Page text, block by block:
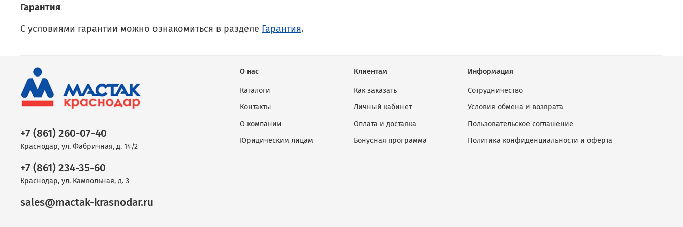
Гарантия
С условиями гарантии можно ознакомиться в разделе Гарантия.
О нас
Каталоги
Контакты
О компании
Юридическим лицам
Клиентам
Как заказать
Личный кабинет
Оплата и доставка
Бонусная программа
Информация
Сотрудничество
Условия обмена и возврата
Пользовательское соглашение
Политика конфиденциальности и оферта
+7 (861) 260-07-40
Краснодар, ул. Фабричная, д. 14/2
+7 (861) 234-35-60
Краснодар, ул. Камвольная, д. 3
sales@mactak-krasnodar.ru